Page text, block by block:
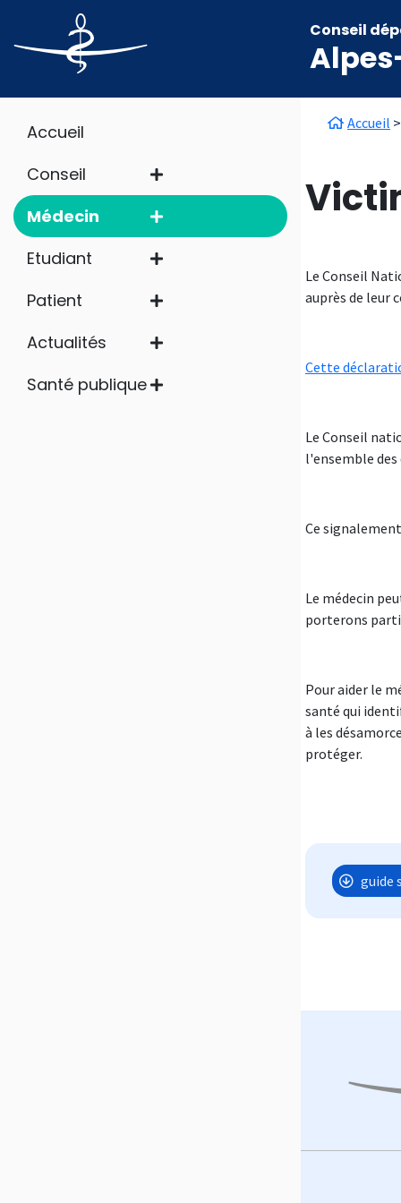
Aller au contenu principal
Conseil
Main navigation
Accueil
Conseil
Médecin
Etudiant
Patient
Actualités
Santé publique
FilAccueil
Le Conseil
auprès de leur
Cette
Le Conseil
l'ensemble
Ce
Le médecin
porterons
Pour aider le
santé qui
à les
protéger.
guide
Panneau de gestion des cookies